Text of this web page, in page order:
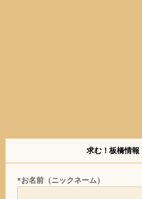
求む！板橋情報
*お名前（ニックネーム）